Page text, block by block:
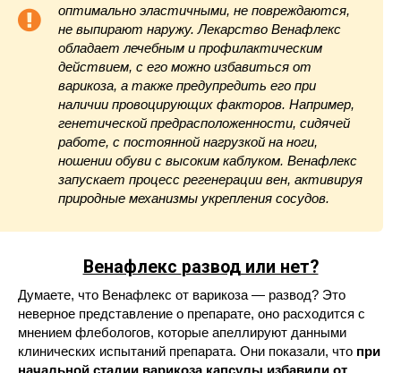
оптимально эластичными, не повреждаются,
не выпирают наружу. Лекарство Венафлекс
обладает лечебным и профилактическим
действием, с его можно избавиться от
варикоза, а также предупредить его при
наличии провоцирующих факторов. Например,
генетической предрасположенности, сидячей
работе, с постоянной нагрузкой на ноги,
ношении обуви с высоким каблуком. Венафлекс
запускает процесс регенерации вен, активируя
природные механизмы укрепления сосудов.
Венафлекс развод или нет?
Думаете, что Венафлекс от варикоза — развод? Это
неверное представление о препарате, оно расходится с
мнением флебологов, которые апеллируют данными
клинических испытаний препарата. Они показали, что при
начальной стадии варикоза капсулы избавили от